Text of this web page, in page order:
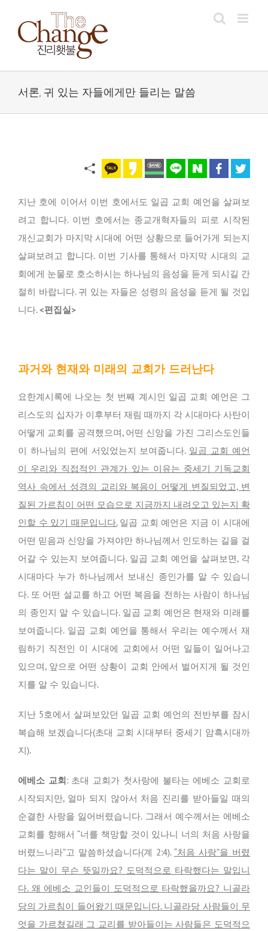
content
서론, 귀 있는 자들에게만 들리는 말씀
지난 호에 이어서 이번 호에서도 일곱 교회 예언을 살펴보
려고 합니다. 이번 호에서는 종교개혁자들의 피로 시작된
개신교회가 마지막 시대에 어떤 상황으로 들어가게 되는지
살펴보려고 합니다. 이번 기사를 통해서 마지막 시대의 교
회에게 눈물로 호소하시는 하나님의 음성을 듣게 되시길 간
절히 바랍니다. 귀 있는 자들은 성령의 음성을 듣게 될 것입
니다.<편집실>
과거와 현재와 미래의 교회가 드러난다
요한계시록에 나오는 첫 번째 계시인 일곱 교회 예언은 그
리스도의 십자가 이후부터 재림 때까지 각 시대마다 사탄이
어떻게 교회를 공격했으며, 어떤 신앙을 가진 그리스도인들
이 하나님의 편에 서있었는지 보여줍니다. 일곱 교회 예언
이 우리와 직접적인 관계가 있는 이유는 중세기 기독교회
역사 속에서 성경의 교리와 복음이 어떻게 변질되었고, 변
질된 가르침이 어떤 모습으로 지금까지 내려오고 있는지 확
인할 수 있기 때문입니다.일곱 교회 예언은 지금 이 시대에
어떤 믿음과 신앙을 가져야만 하나님께서 인도하는 길을 걸
어갈 수 있는지 보여줍니다. 일곱 교회 예언을 살펴보면, 각
시대마다 누가 하나님께서 보내신 종인가를 알 수 있습니
다. 또 어떤 설교를 하고 어떤 복음을 전하는 사람이 하나님
의 종인지 알 수 있습니다. 일곱 교회 예언은 현재와 미래를
보여줍니다. 일곱 교회 예언을 통해서 우리는 예수께서 재
림하기 직전인 이 시대에 교회에서 어떤 일들이 일어나고
있으며, 앞으로 어떤 상황이 교회 안에서 벌어지게 될 것인
지를 알 수 있습니다.
지난 5호에서 살펴보았던 일곱 교회 예언의 전반부를 잠시
복습해 보겠습니다(초대 교회 시대부터 중세기 암흑시대까
지).
에베소 교회 : 초대 교회가 첫사랑에 불타는 에베소 교회로
시작되지만, 얼마 되지 않아서 처음 진리를 받아들일 때의
순결한 사랑을 잃어버렸습니다. 그래서 예수께서는 에베소
교회를 향해서 “너를 책망할 것이 있나니 너의 처음 사랑을
버렸느니라”고 말씀하셨습니다(계 2:4). “처음 사랑”을 버렸
다는 말이 무슨 뜻일까요? 도덕적으로 타락했다는 말입니
다. 왜 에베소 교인들이 도덕적으로 타락했을까요? 니골라
당의 가르침이 들어왔기 때문입니다. 니골라당 사람들이 무
엇을 가르쳤길래 그 교리를 받아들이는 사람들은 도덕적으